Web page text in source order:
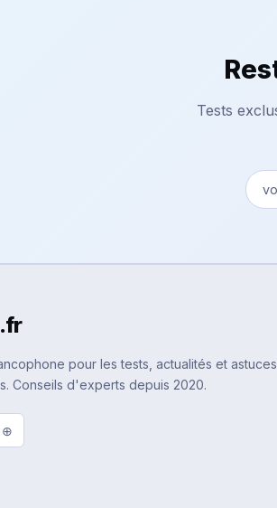
Tests
.fr
pour les tests, actualités et astuces
Conseils d'experts depuis 2020.
⊕